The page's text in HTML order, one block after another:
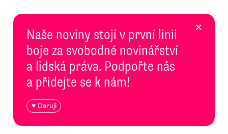
Naše noviny stojí v první linii
boje za svobodné novinářství
a lidská práva. Podpořte nás
a přidejte se k nám!
♥ Daruji
×